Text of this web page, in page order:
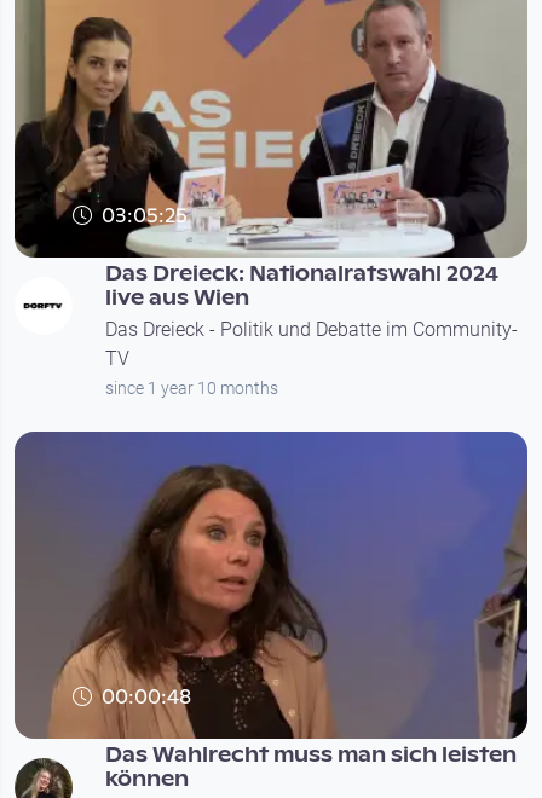
03:05:25
Das Dreieck: Nationalratswahl 2024
live aus Wien
Das Dreieck - Politik und Debatte im Community-
TV
since 1 year 10 months
00:00:48
Das Wahlrecht muss man sich leisten
können